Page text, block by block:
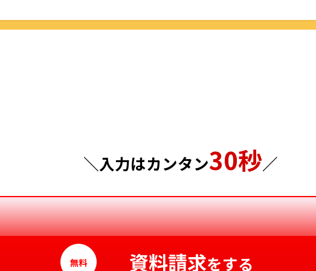
神奈川県
徳島県
愛媛県
＼入力はカンタン30秒／
無料 資料請求をする